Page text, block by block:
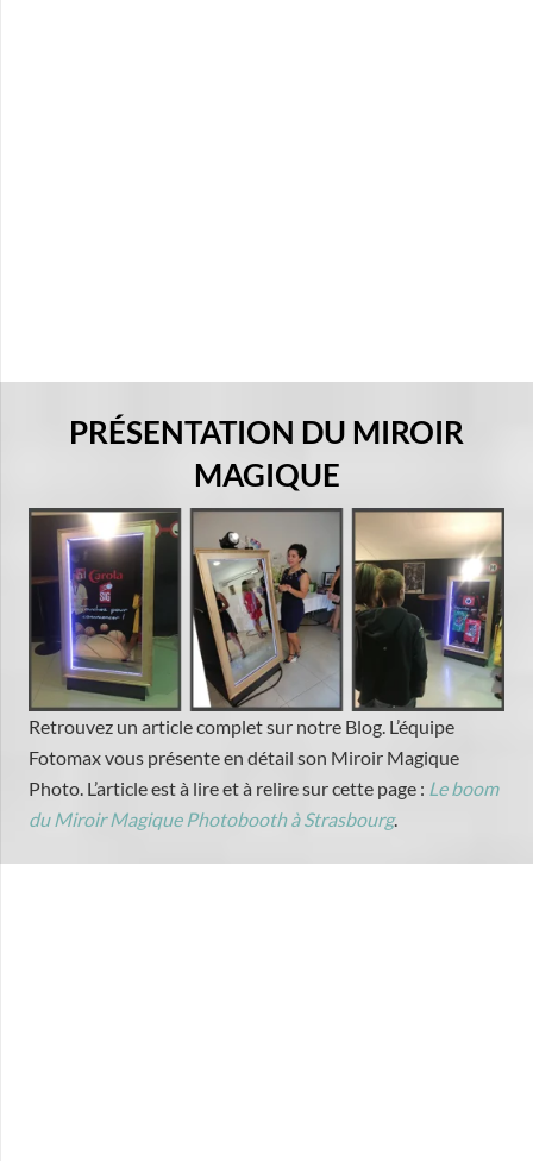
PRÉSENTATION DU MIROIR
MAGIQUE
Retrouvez un article complet sur notre Blog. L’équipe
Fotomax vous présente en détail son Miroir Magique
Photo. L’article est à lire et à relire sur cette page : Le boom
du Miroir Magique Photobooth à Strasbourg.